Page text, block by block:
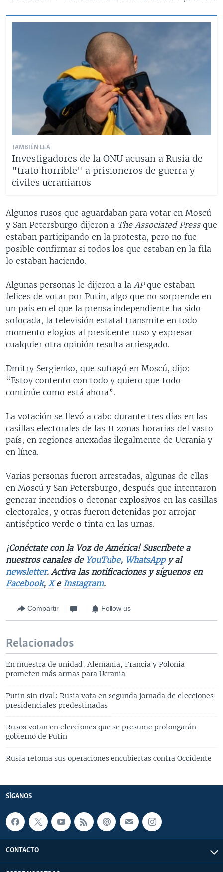
TAMBIÉN LEA
Investigadores de la ONU acusan a Rusia de
"trato horrible" a prisioneros de guerra y
civiles ucranianos
Algunos rusos que aguardaban para votar en Moscú
y San Petersburgo dijeron a The Associated Pressque
estaban participando en la protesta, pero no fue
posible confirmar si todos los que estaban en la fila
lo estaban haciendo.
Algunas personas le dijeron a la APque estaban
felices de votar por Putin, algo que no sorprende en
un país en el que la prensa independiente ha sido
sofocada, la televisión estatal transmite en todo
momento elogios al presidente ruso y expresar
cualquier otra opinión resulta arriesgado.
Dmitry Sergienko, que sufragó en Moscú, dijo:
“Estoy contento con todo y quiero que todo
continúe como está ahora”.
La votación se llevó a cabo durante tres días en las
casillas electorales de las 11 zonas horarias del vasto
país, en regiones anexadas ilegalmente de Ucrania y
en línea.
Varias personas fueron arrestadas, algunas de ellas
en Moscú y San Petersburgo, después que intentaron
generar incendios o detonar explosivos en las casillas
electorales, y otras fueron detenidas por arrojar
antiséptico verde o tinta en las urnas.
¡Conéctate con la Voz de América! Suscríbete a
nuestros canales deYouTube, WhatsAppy al
newsletter. Activa las notificaciones y síguenos en
Facebook, Xe Instagram.
Compartir Follow us
Relacionados
En muestra de unidad, Alemania, Francia y Polonia
prometen más armas para Ucrania
Putin sin rival: Rusia vota en segunda jornada de elecciones
presidenciales predestinadas
Rusos votan en elecciones que se presume prolongarán
gobierno de Putin
Rusia retoma sus operaciones encubiertas contra Occidente
SÍGANOS
CONTACTO